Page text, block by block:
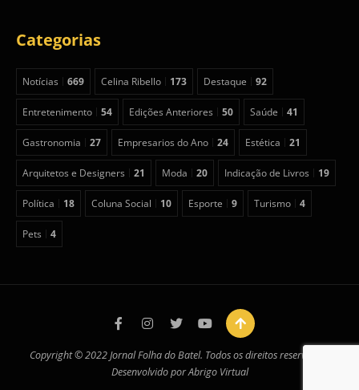
Categorias
Notícias 669 Celina Ribello 173 Destaque 92
Entretenimento 54 Edições Anteriores 50 Saúde 41
Gastronomia 27 Empresarios do Ano 24 Estética 21
Arquitetos e Designers 21 Moda 20 Indicação de Livros 19
Política 18 Coluna Social 10 Esporte 9 Turismo 4
Pets 4
Copyright © 2022 Jornal Folha do Batel. Todos os direitos reservados.
Desenvolvido porAbrigo Virtual